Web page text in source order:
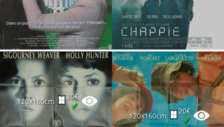
120x160cm
20€
✔
120x160cm
20€
✔